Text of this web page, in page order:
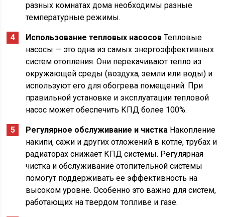
разных комнатах дома необходимы разные
температурные режимы.
Использование тепловых насосов Тепловые
насосы — это одна из самых энергоэффективных
систем отопления. Они перекачивают тепло из
окружающей среды (воздуха, земли или воды) и
используют его для обогрева помещений. При
правильной установке и эксплуатации тепловой
насос может обеспечить КПД более 100%.
Регулярное обслуживание и чистка Накопление
накипи, сажи и других отложений в котле, трубах и
радиаторах снижает КПД системы. Регулярная
чистка и обслуживание отопительной системы
помогут поддерживать ее эффективность на
высоком уровне. Особенно это важно для систем,
работающих на твердом топливе и газе.